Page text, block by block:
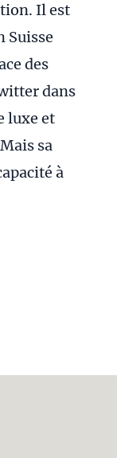
Il est
Suisse
des
dans
luxe et
sa
à